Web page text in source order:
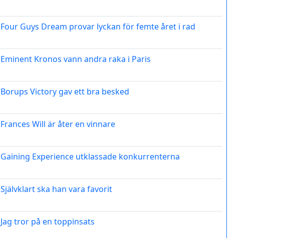
Four Guys Dream provar lyckan för femte året i rad
Eminent Kronos vann andra raka i Paris
Borups Victory gav ett bra besked
Frances Will är åter en vinnare
Gaining Experience utklassade konkurrenterna
Självklart ska han vara favorit
Jag tror på en toppinsats